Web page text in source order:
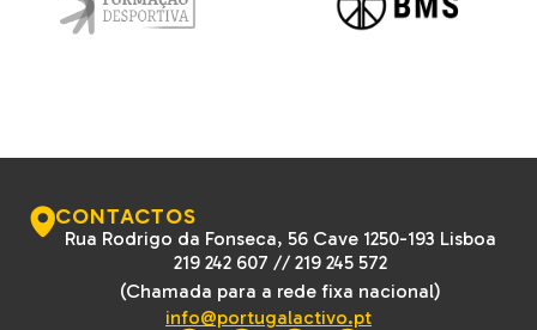
CONTACTOS
Rua Rodrigo da Fonseca, 56 Cave 1250-193 Lisboa
219 242 607 //219 245 572
(Chamada para a rede fixa nacional)
info@portugalactivo.pt